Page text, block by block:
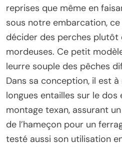
reprises que même en
sous notre embarcation,
décider des perches plutôt
mordeuses. Ce petit
leurre souple des pêches
Dans sa conception, il est
longues entailles sur le
montage texan, assurant
de l’hameçon pour un
testé aussi son utilisation